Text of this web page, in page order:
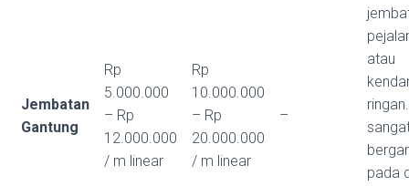
Jembatan
Gantung
Rp
5.000.000
– Rp
12.000.000
/ m linear
Rp
10.000.000
– Rp
20.000.000
/ m linear
–
atau
pada